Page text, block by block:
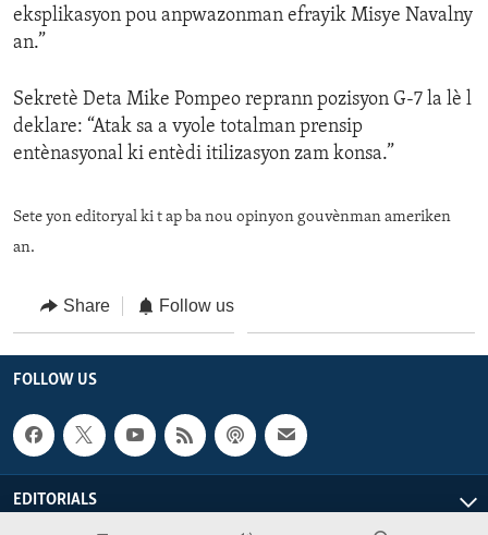
eksplikasyon pou anpwazonman efrayik Misye Navalny
an.”
Sekretè Deta Mike Pompeo reprann pozisyon G-7 la lè l
deklare: “Atak sa a vyole totalman prensip
entènasyonal ki entèdi itilizasyon zam konsa.”
Sete yon editoryal ki t ap ba nou opinyon gouvènman ameriken
an.
Share Follow us
FOLLOW US
EDITORIALS